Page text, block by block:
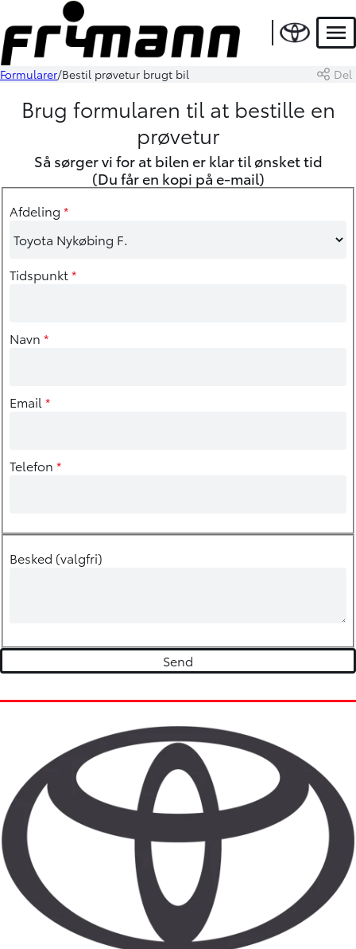
Formularer Bestil prøvetur brugt bil Del
Brug formularen til at bestille en
prøvetur
Så sørger vi for at bilen er klar til ønsket tid
(Du får en kopi på e-mail)
Afdeling *
Tidspunkt*
Navn *
Email *
Telefon *
Besked (valgfri)